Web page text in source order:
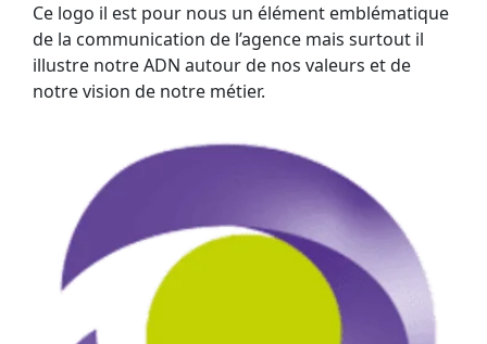
Ce logo il est pour nous un élément emblématique
de la communication de l’agence mais surtout il
illustre notre ADN autour de nos valeurs et de
notre vision de notre métier.